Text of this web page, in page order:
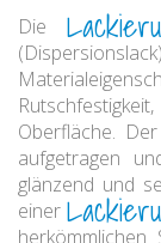
Die
Oberfläche.
aufgetragen
glänzend und
einer